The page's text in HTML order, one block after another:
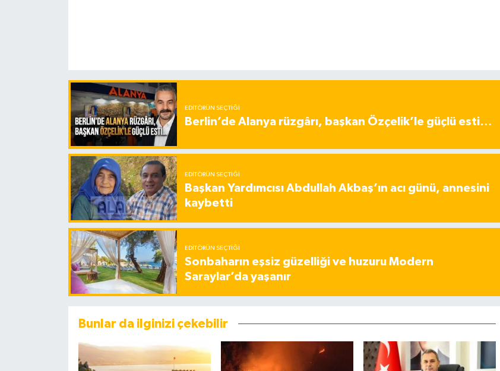
EDITÖRÜN SEÇTIĞI
Berlin’de Alanya rüzgârı, başkan Özçelik’le güçlü esti…
EDITÖRÜN SEÇTIĞI
Başkan Yardımcısı Abdullah Akbaş’ın acı günü, annesini
kaybetti
EDITÖRÜN SEÇTIĞI
Sonbaharın eşsiz güzelliği ve huzuru Modern
Saraylar’da yaşanır
Bunlar da ilginizi çekebilir